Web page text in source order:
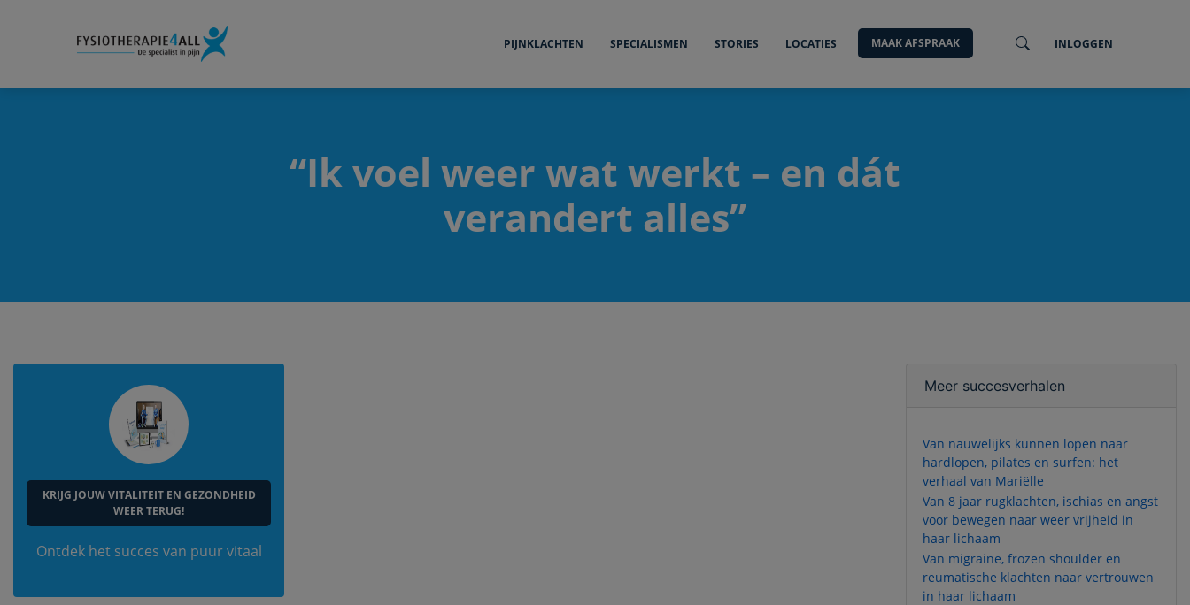
PIJNKLACHTEN SPECIALISMEN STORIES LOCATIES MAAK AFSPRAAK INLOGGEN
“Ik voel weer wat werkt – en dát
verandert alles”
KRIJG JOUW VITALITEIT EN GEZONDHEID
WEER TERUG!
Ontdek het succes van puur vitaal
Meer succesverhalen
Van nauwelijks kunnen lopen naar
hardlopen, pilates en surfen: het
verhaal van Mariëlle
Van 8 jaar rugklachten, ischias en angst
voor bewegen naar weer vrijheid in
haar lichaam
Van migraine, frozen shoulder en
reumatische klachten naar vertrouwen
in haar lichaam